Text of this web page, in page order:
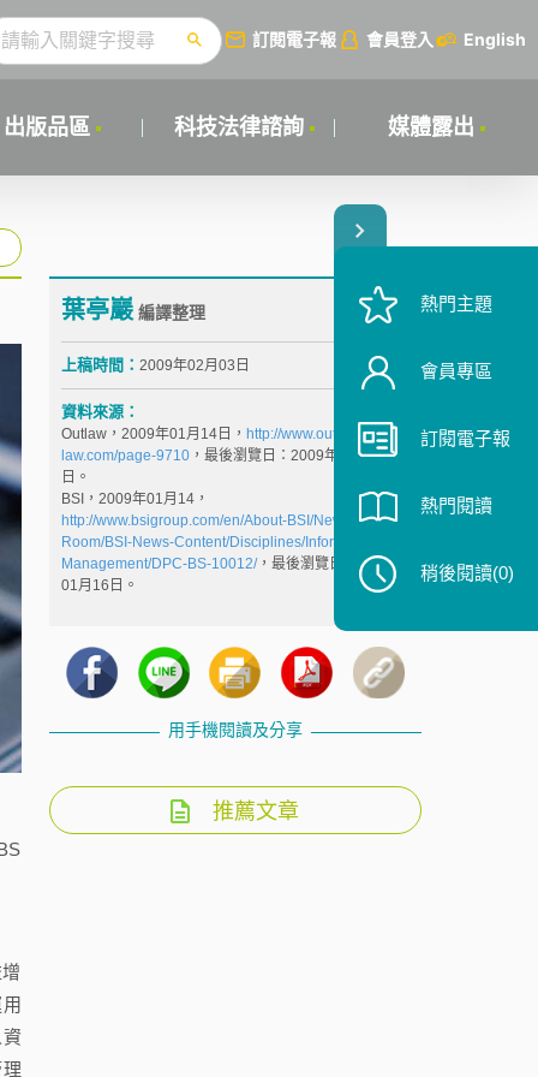
訂閱電子報 會員登入 English
出版品區 科技法律諮詢 媒體露出
葉亭巖編譯整理
上稿時間： 2009年02月03日
資料來源：
Outlaw，2009年01月14日， http://www.out-
law.com/page-9710，最後瀏覽日：2009年01月16
日。
BSI，2009年01月14，
http://www.bsigroup.com/en/About-BSI/News-
Room/BSI-News-Content/Disciplines/Information-
Management/DPC-BS-10012/，最後瀏覽日：2009年
01月16日。
用手機閱讀及分享
推薦文章
熱門主題
會員專區
訂閱電子報
熱門閱讀
稍後閱讀(0)